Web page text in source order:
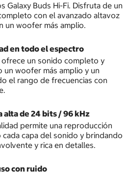
Galaxy Buds Hi-Fi. Disfruta de un
con el avanzado altavoz
un woofer más amplio.
en todo el espectro
un sonido completo y
woofer más amplio y un
el rango de frecuencias con
alta de 24 bits / 96 kHz
permite una reproducción
cada capa del sonido y brindando
y rica en detalles.
con ruido